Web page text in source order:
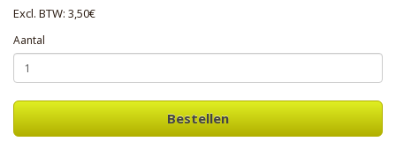
Excl. BTW: 3,50€
Aantal
Bestellen